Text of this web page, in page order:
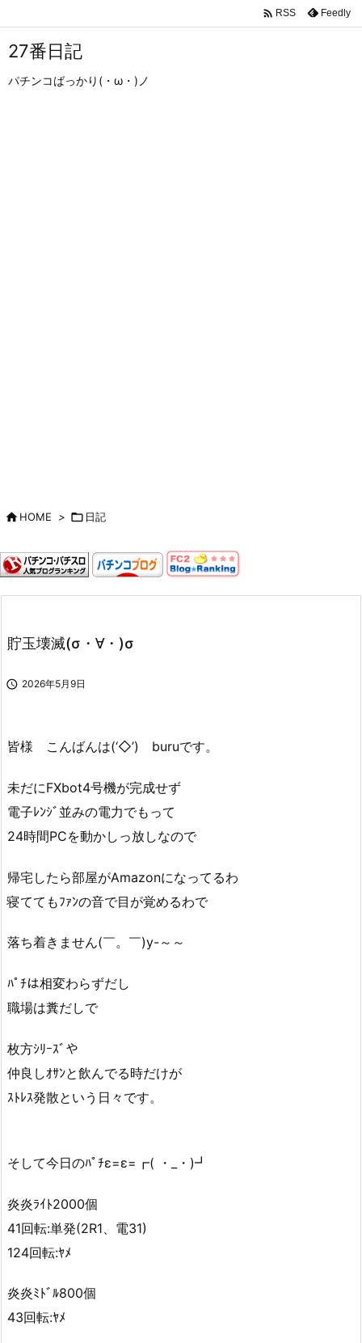
 RSS Feedly
27番日記
パチンコばっかり(・ω・)ノ
HOME >  日記
貯玉壊滅(σ・∀・)σ
 2026年5月9日
皆様 こんばんは(‘◇’)ゞburuです。
未だにFXbot4号機が完成せず
電子ﾚﾝｼﾞ並みの電力でもって
24時間PCを動かしっ放しなので
帰宅したら部屋がAmazonになってるわ
寝ててもﾌｧﾝの音で目が覚めるわで
落ち着きません(￣。￣)y-～～
ﾊﾟﾁは相変わらずだし
職場は糞だしで
枚方ｼﾘｰｽﾞや
仲良しｵｻﾝと飲んでる時だけが
ｽﾄﾚｽ発散という日々です。
そして今日のﾊﾟﾁε=ε=┏( ・_・)┛
炎炎ﾗｲﾄ2000個
41回転:単発(2R1、電31)
124回転:ﾔﾒ
炎炎ﾐﾄﾞﾙ800個
43回転:ﾔﾒ